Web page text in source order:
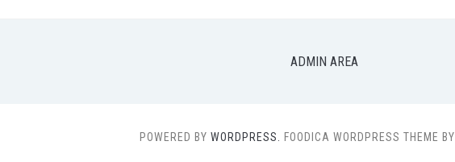
ADMIN AREA
POWERED BY WORDPRESS. FOODICA WORDPRESS THEME BY